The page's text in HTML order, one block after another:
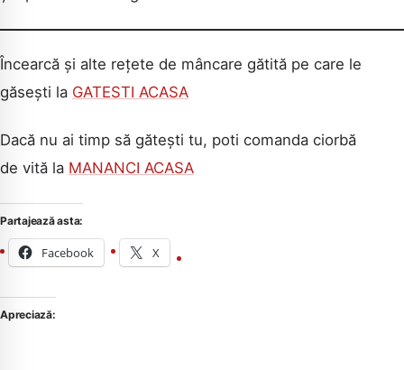
Încearcă și alte rețete de mâncare gătită pe care le
găsești la GATESTI ACASA
Dacă nu ai timp să gătești tu, poti comanda ciorbă
de vită la MANANCI ACASA
Partajează asta:
Facebook X
Apreciază: